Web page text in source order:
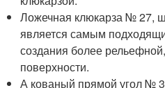
Ложечная клюкарза № 27,
является самым
создания более
поверхности.
А кованый прямой угол №